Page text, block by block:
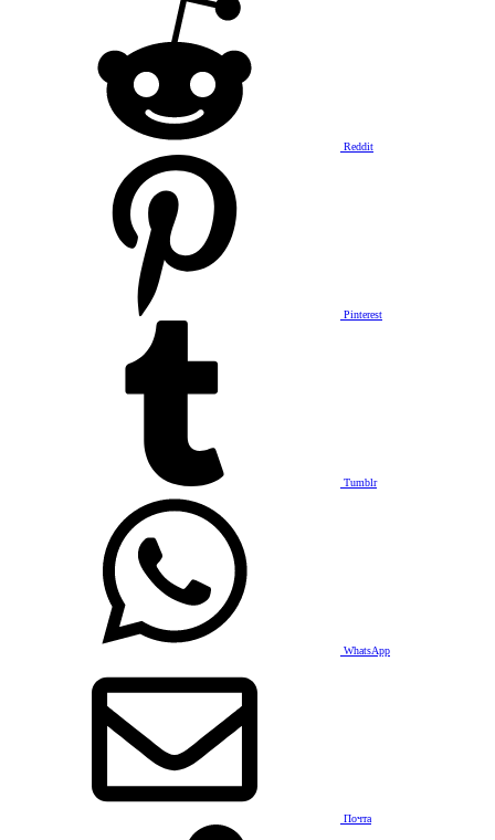
Reddit
Pinterest
Tumblr
WhatsApp
Почта